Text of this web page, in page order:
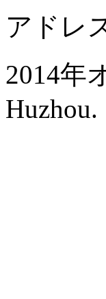
アドレ
2014年
Huzhou.